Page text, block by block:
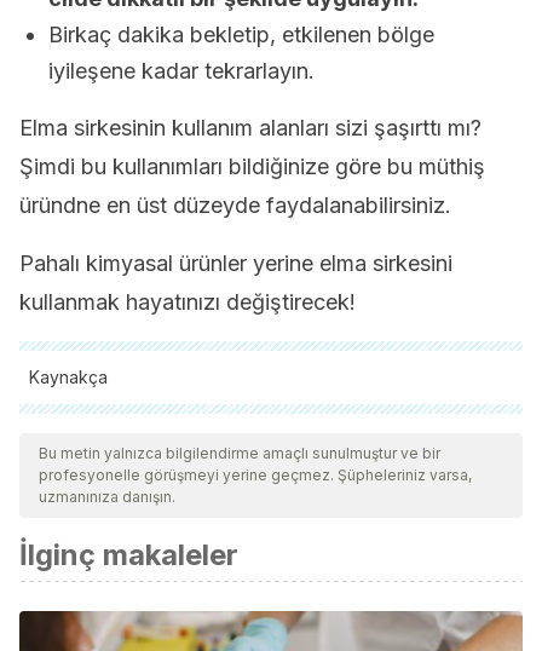
Birkaç dakika bekletip, etkilenen bölge
iyileşene kadar tekrarlayın.
Elma sirkesinin kullanım alanları sizi şaşırttı mı?
Şimdi bu kullanımları bildiğinize göre bu müthiş
üründne en üst düzeyde faydalanabilirsiniz.
Pahalı kimyasal ürünler yerine elma sirkesini
kullanmak hayatınızı değiştirecek!
Kaynakça
Tüm alıntı yapılan kaynaklar, kalitelerini, güvenilirliklerini,
güncelliklerini ve geçerliliklerini sağlamak için ekibimiz
tarafından derinlemesine incelendi. Bu makalenin bibliyografisi
kabul edildi.
Aguirre Yela, V., & Delgado, V. (2010). PESTICIDAS
NATURALES Y SINTETICOS.CIENCIA
Bu metin yalnızca bilgilendirme amaçlı sunulmuştur ve bir
profesyonelle görüşmeyi yerine geçmez. Şüpheleriniz varsa,
uzmanınıza danışın.
İlginç makaleler